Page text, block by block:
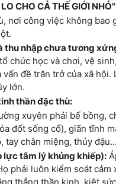
CHO CẢ THẾ GIỚI
nơi công việc không
thu nhập chưa tương
chức học và chơi, vệ
đề trăn trở của xã
lớn.
thần đặc thù:
xuyên phải bế bồng,
đốt sống cổ), giãn tĩnh
tay chân miệng, thủy đậu...
lực tâm lý khủng khiếp):
phải luôn kiểm soát